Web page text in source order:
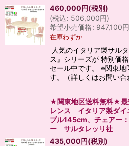
460,000円(税別)
(税込: 506,000円)
希望小売価格: 947,100円
在庫わずか
人気のイタリア製サル
ス』シリーズが 特別価
セール中です。 ※関東地
す。（詳しくはお問い
★関東地区送料無料★最
レンス イタリア製ダイ
ブル145cm、チェアー
ー サルタレッリ社
435,000円(税別)